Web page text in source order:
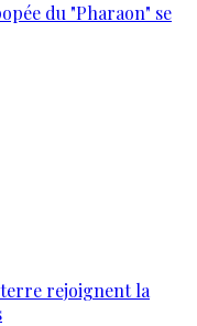
du "Pharaon" se
rejoignent la